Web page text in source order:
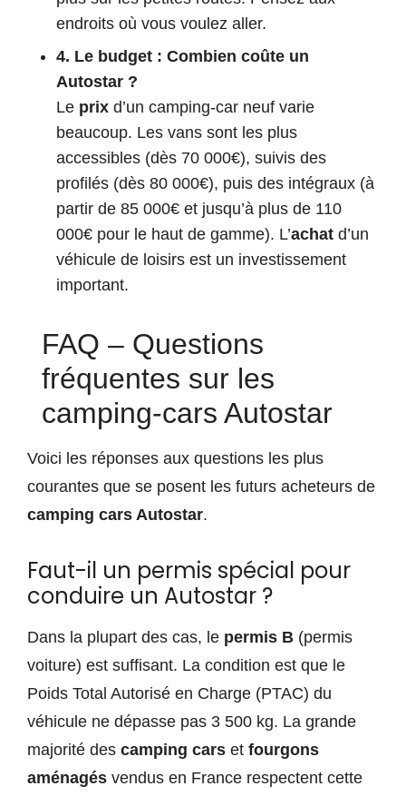
endroits où vous voulez aller.
4. Le budget : Combien coûte un
Autostar ?
Le prix d’un camping-car neuf varie
beaucoup. Les vans sont les plus
accessibles (dès 70 000€), suivis des
profilés (dès 80 000€), puis des intégraux (à
partir de 85 000€ et jusqu’à plus de 110
000€ pour le haut de gamme). L’achat d’un
véhicule de loisirs est un investissement
important.
FAQ – Questions
fréquentes sur les
camping-cars Autostar
Voici les réponses aux questions les plus
courantes que se posent les futurs acheteurs de
camping cars Autostar.
Faut-il un permis spécial pour
conduire un Autostar ?
Dans la plupart des cas, le permis B (permis
voiture) est suffisant. La condition est que le
Poids Total Autorisé en Charge (PTAC) du
véhicule ne dépasse pas 3 500 kg. La grande
majorité des camping cars et fourgons
aménagés vendus en France respectent cette